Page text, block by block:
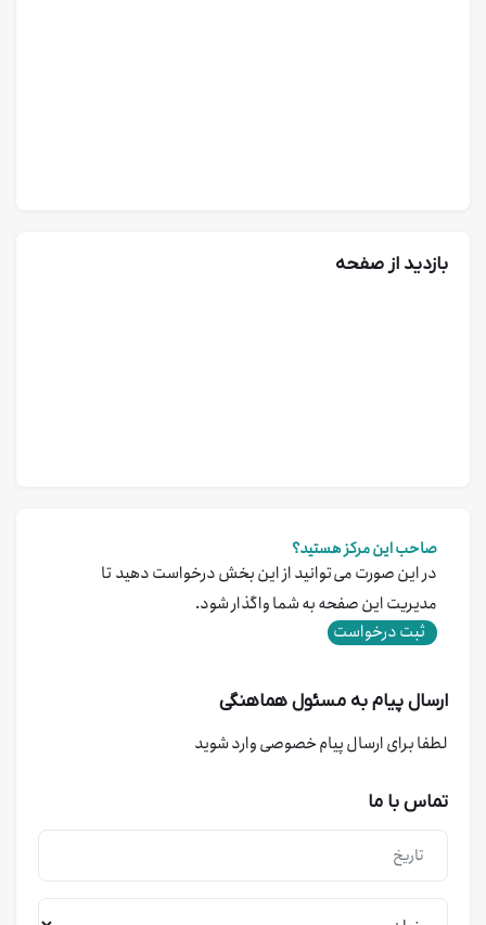
بازدید از صفحه
صاحب این مرکز هستید؟
در این صورت می‌توانید از این بخش درخواست دهید تا
مدیریت این صفحه به شما واگذار شود.
ثبت درخواست
ارسال پیام به مسئول هماهنگی
لطفا برای ارسال پیام خصوصی وارد شوید
تماس با ما